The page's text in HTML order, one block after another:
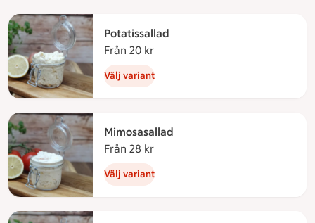
Potatissallad
Från 20 kr
Välj variant
Mimosasallad
Från 28 kr
Välj variant